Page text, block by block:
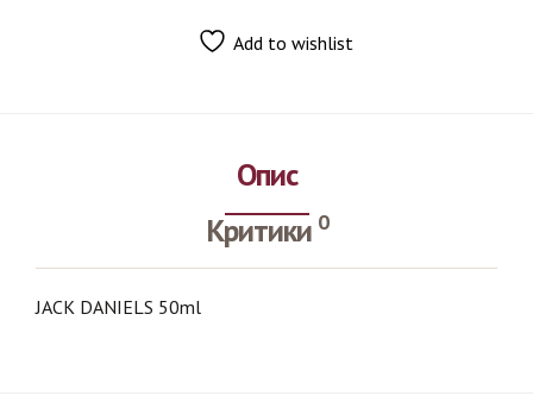
Add to wishlist
Опис
Критики 0
JACK DANIELS 50ml